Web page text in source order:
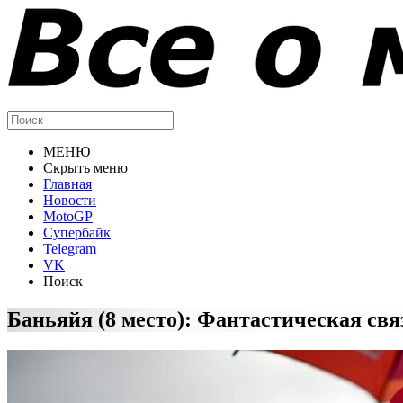
МЕНЮ
Скрыть меню
Главная
Новости
MotoGP
Супербайк
Telegram
VK
Поиск
Баньяйя (8 место): Фантастическая